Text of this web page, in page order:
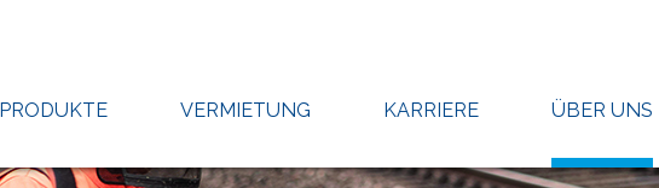
PRODUKTE VERMIETUNG KARRIERE ÜBER UNS